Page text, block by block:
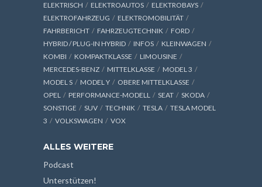
ELEKTRISCH
ELEKTROAUTOS
ELEKTROBAYS
ELEKTROFAHRZEUG
ELEKTROMOBILITÄT
FAHRBERICHT
FAHRZEUGTECHNIK
FORD
HYBRID / PLUG-IN HYBRID
INFOS
KLEINWAGEN
KOMBI
KOMPAKTKLASSE
LIMOUSINE
MERCEDES-BENZ
MITTELKLASSE
MODEL 3
MODEL S
MODEL Y
OBERE MITTELKLASSE
OPEL
PERFORMANCE-MODELL SEAT
SKODA
SONSTIGE
SUV TECHNIK TESLA
TESLA MODEL
3
VOLKSWAGEN VOX
ALLES WEITERE
Podcast
Unterstützen!